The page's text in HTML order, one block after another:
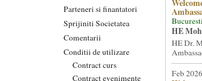
Parteneri si finantatori
Sprijiniti Societatea
Comentarii
Conditii de utilizare
Contract curs
Contract evenimente
HE
HE Dr.
Feb 2026